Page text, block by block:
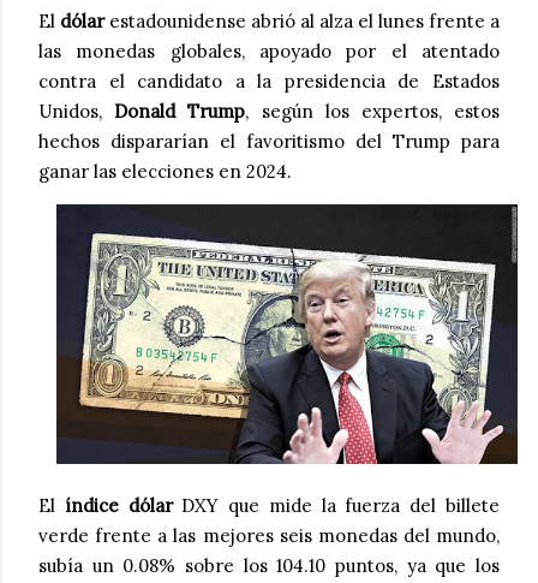
El dólarestadounidense abrió al alza el lunes frente a
las monedas globales, apoyado por el atentado
contra el candidato a la presidencia de Estados
Unidos, Donald Trump, según los expertos, estos
hechos dispararían el favoritismo del Trump para
ganar las elecciones en 2024.
El índice dólarDXY que mide la fuerza del billete
verde frente a las mejores seis monedas del mundo,
subía un 0.08% sobre los 104.10 puntos, ya que los